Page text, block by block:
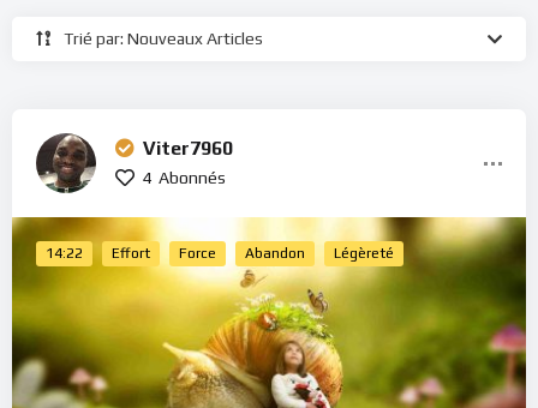
Trié par: Nouveaux Articles
Viter7960
4 Abonnés
14:22 Effort Force Abandon Légèreté